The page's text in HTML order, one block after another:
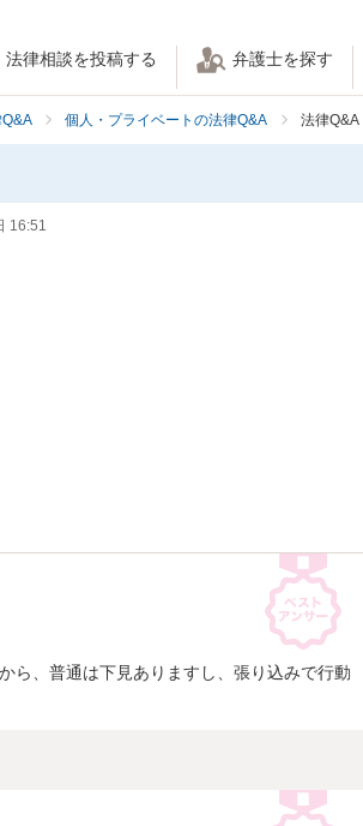
法律相談を投稿する 弁護士を探す
個人・プライベートの法律Q&A 法律Q&A
16:51
ら、普通は下見ありますし、張り込みで行動